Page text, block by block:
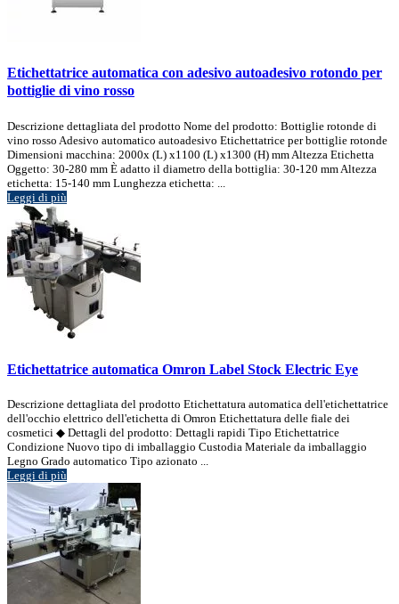
Etichettatrice automatica con adesivo autoadesivo rotondo per
bottiglie di vino rosso
Descrizione dettagliata del prodotto Nome del prodotto: Bottiglie rotonde di
vino rosso Adesivo automatico autoadesivo Etichettatrice per bottiglie rotonde
Dimensioni macchina: 2000x (L) x1100 (L) x1300 (H) mm Altezza Etichetta
Oggetto: 30-280 mm È adatto il diametro della bottiglia: 30-120 mm Altezza
etichetta: 15-140 mm Lunghezza etichetta: ...
Leggi di più
Etichettatrice automatica Omron Label Stock Electric Eye
Descrizione dettagliata del prodotto Etichettatura automatica dell'etichettatrice
dell'occhio elettrico dell'etichetta di Omron Etichettatura delle fiale dei
cosmetici ◆ Dettagli del prodotto: Dettagli rapidi Tipo Etichettatrice
Condizione Nuovo tipo di imballaggio Custodia Materiale da imballaggio
Legno Grado automatico Tipo azionato ...
Leggi di più